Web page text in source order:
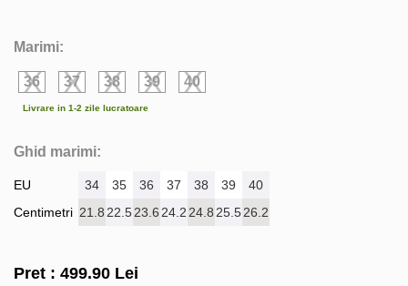
Marimi:
36 37 38 39 40
Livrare in 1-2 zile lucratoare
Ghid marimi:
EU
Centimetri
34 35 36 37 38 39
40
21.8 22.523.6 24.2 24.8 25.526.2
Pret : 499.90 Lei